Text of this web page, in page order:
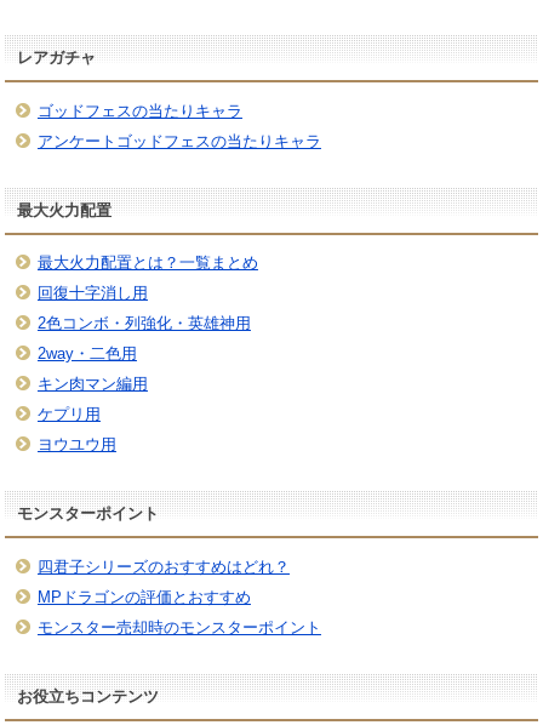
レアガチャ
ゴッドフェスの当たりキャラ
アンケートゴッドフェスの当たりキャラ
最大火力配置
最大火力配置とは？一覧まとめ
回復十字消し用
2色コンボ・列強化・英雄神用
2way・二色用
キン肉マン編用
ケプリ用
ヨウユウ用
モンスターポイント
四君子シリーズのおすすめはどれ？
MPドラゴンの評価とおすすめ
モンスター売却時のモンスターポイント
お役立ちコンテンツ